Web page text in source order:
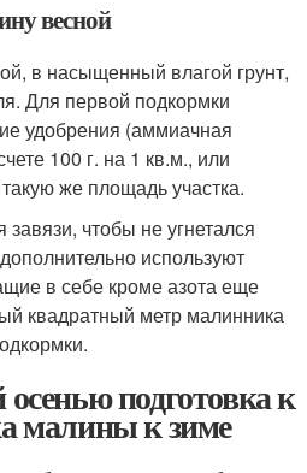
весной
в насыщенный влагой грунт,
Для первой подкормки
удобрения (аммиачная
100 г. на 1 кв.м., или
же площадь участка.
чтобы не угнетался
используют
в себе кроме азота еще
квадратный метр малинника
подготовка к
малины к зиме